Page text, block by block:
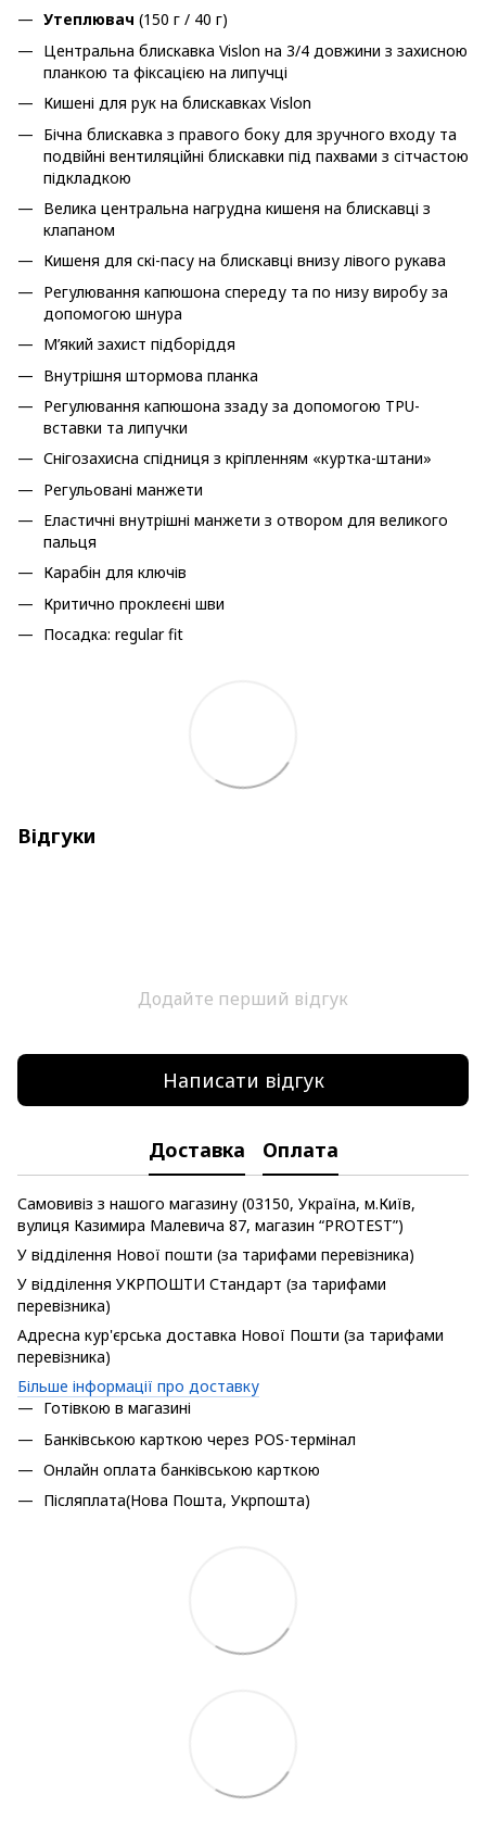
Утеплювач (150 г / 40 г)
Центральна блискавка Vislon на 3/4 довжини з захисною
планкою та фіксацією на липучці
Кишені для рук на блискавках Vislon
Бічна блискавка з правого боку для зручного входу та
подвійні вентиляційні блискавки під пахвами з сітчастою
підкладкою
Велика центральна нагрудна кишеня на блискавці з
клапаном
Кишеня для скі-пасу на блискавці внизу лівого рукава
Регулювання капюшона спереду та по низу виробу за
допомогою шнура
М’який захист підборіддя
Внутрішня штормова планка
Регулювання капюшона ззаду за допомогою TPU-
вставки та липучки
Снігозахисна спідниця з кріпленням «куртка-штани»
Регульовані манжети
Еластичні внутрішні манжети з отвором для великого
пальця
Карабін для ключів
Критично проклеєні шви
Посадка: regular fit
Відгуки
Додайте перший відгук
Написати відгук
Доставка Оплата
Самовивіз з нашого магазину (03150, Україна, м.Київ,
вулиця Казимира Малевича 87, магазин “PROTEST”)
У відділення Нової пошти (за тарифами перевізника)
У відділення УКРПОШТИ Стандарт (за тарифами
перевізника)
Адресна кур'єрська доставка Нової Пошти (за тарифами
перевізника)
Більше інформації про доставку
Готівкою в магазині
Банківською карткою через POS-термінал
Онлайн оплата банківською карткою
Післяплата(Нова Пошта, Укрпошта)